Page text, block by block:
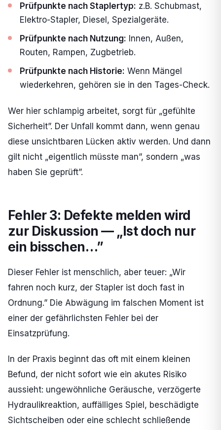
Prüfpunkte nach Staplertyp: z.B. Schubmast,
Elektro-Stapler, Diesel, Spezialgeräte.
Prüfpunkte nach Nutzung: Innen, Außen,
Routen, Rampen, Zugbetrieb.
Prüfpunkte nach Historie: Wenn Mängel
wiederkehren, gehören sie in den Tages-Check.
Wer hier schlampig arbeitet, sorgt für „gefühlte
Sicherheit”. Der Unfall kommt dann, wenn genau
diese unsichtbaren Lücken aktiv werden. Und dann
gilt nicht „eigentlich müsste man”, sondern „was
haben Sie geprüft”.
Fehler 3: Defekte melden wird
zur Diskussion — „Ist doch nur
ein bisschen…”
Dieser Fehler ist menschlich, aber teuer: „Wir
fahren noch kurz, der Stapler ist doch fast in
Ordnung.” Die Abwägung im falschen Moment ist
einer der gefährlichsten Fehler bei der
Einsatzprüfung.
In der Praxis beginnt das oft mit einem kleinen
Befund, der nicht sofort wie ein akutes Risiko
aussieht: ungewöhnliche Geräusche, verzögerte
Hydraulikreaktion, auffälliges Spiel, beschädigte
Sichtscheiben oder eine schlecht schließende